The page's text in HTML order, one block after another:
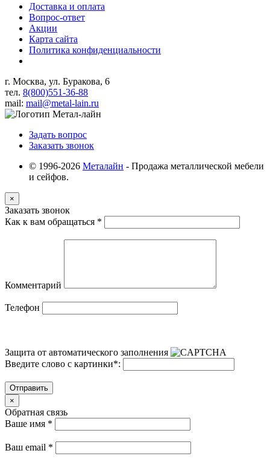
Доставка и оплата
Вопрос-ответ
Акции
Карта сайта
Политика конфиденциальности
г. Москва, ул. Буракова, 6
тел. 8(800)551-36-88
mail: mail@metal-lain.ru
Задать вопрос
Заказать звонок
© 1996-2026 Металайн - Продажа металлической мебели
и сейфов.
×
Заказать звонок
Как к вам обращаться *
Комментарий
Телефон
Защита от автоматического заполнения
Введите слово с картинки*:
Отправить
×
Обратная связь
Ваше имя *
Ваш email *